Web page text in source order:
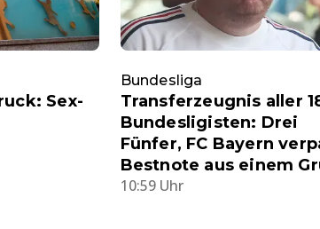
Sex-
Bundesliga
Transferzeugnis aller
Bundesligisten: Drei
Fünfer, FC Bayern
Bestnote aus einem
10:59 Uhr